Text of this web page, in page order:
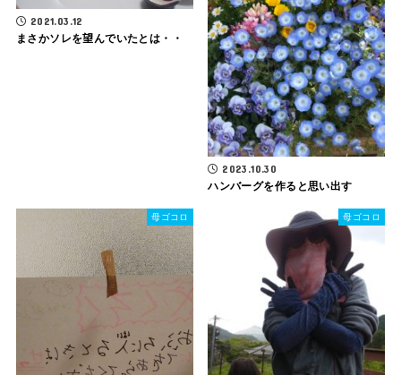
2021.03.12
まさかソレを望んでいたとは・・
2023.10.30
ハンバーグを作ると思い出す
母ゴコロ 母ゴコロ